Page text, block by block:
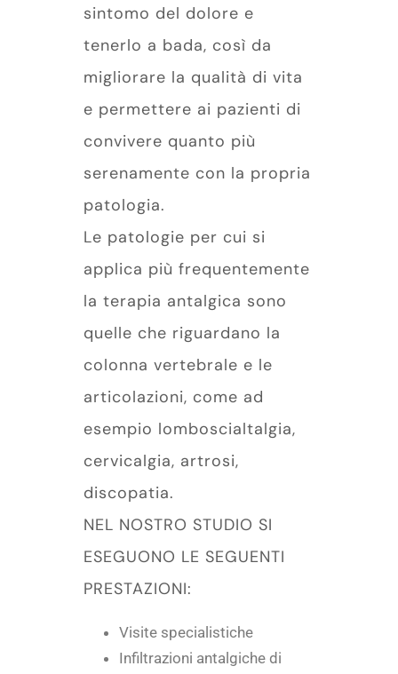
sintomo del dolore e
tenerlo a bada, così da
migliorare la qualità di vita
e permettere ai pazienti di
convivere quanto più
serenamente con la propria
patologia.
Le patologie per cui si
applica più frequentemente
la terapia antalgica sono
quelle che riguardano la
colonna vertebrale e le
articolazioni, come ad
esempio lomboscialtalgia,
cervicalgia, artrosi,
discopatia.
NEL NOSTRO STUDIO SI
ESEGUONO LE SEGUENTI
PRESTAZIONI:
Visite specialistiche
Infiltrazioni antalgiche di